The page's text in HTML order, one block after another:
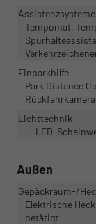
Assistenzsysteme
Tempomat,
Einparkhilfe
Park Distance
Rückfahrkamera
Lichttechnik
LED-
Außen
Gepäckraum-/
Elektrische
betätigt